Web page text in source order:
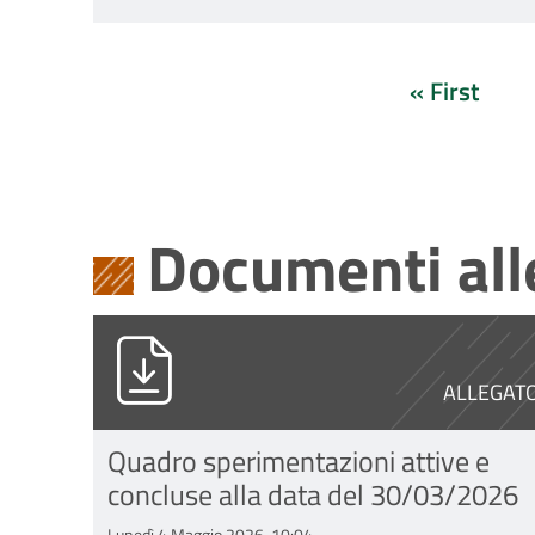
Prima
« First
Documenti
Copia di
Quadro sperimentazioni attive e
concluse alla data del 30/03/2026